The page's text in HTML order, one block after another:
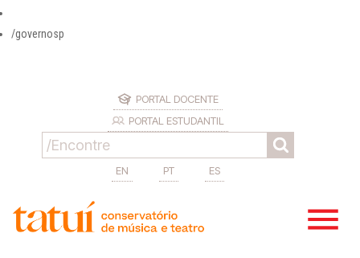
/governosp
PORTAL DOCENTE
PORTAL ESTUDANTIL
EN PT ES